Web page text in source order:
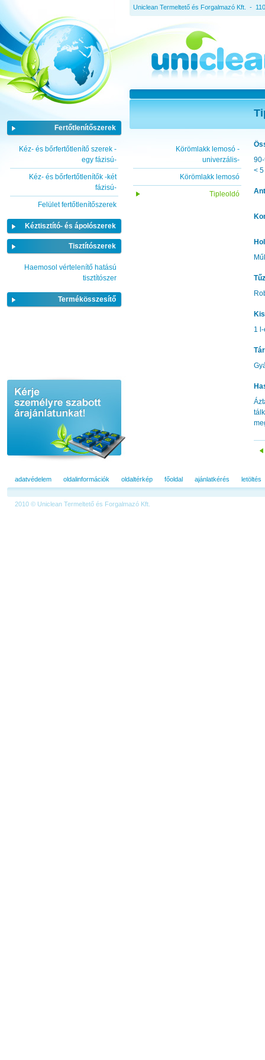
Fertőtlenítőszerek
Kéz- és bőrfertőtlenítő szerek -
egy fázisú-
Kéz- és bőrfertőtlenítők -két
fázisú-
Felület fertőtlenítőszerek
Kéztisztító- és ápolószerek
Tisztítószerek
Haemosol vértelenítő hatású
tisztítószer
Termékösszesítő
Uniclean Termeltető és Forgalmazó Kft. -
Körömlakk lemosó -
univerzális-
Körömlakk lemosó
Tipleoldó
<
1
adatvédelem oldalinformációk oldaltérkép főoldal ajánlatkérés letöltés
2010 © Uniclean Termeltető és Forgalmazó Kft.